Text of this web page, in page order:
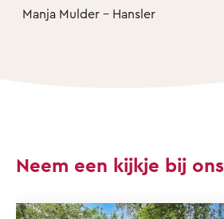
Manja Mulder - Hansler
Neem een kijkje bij ons